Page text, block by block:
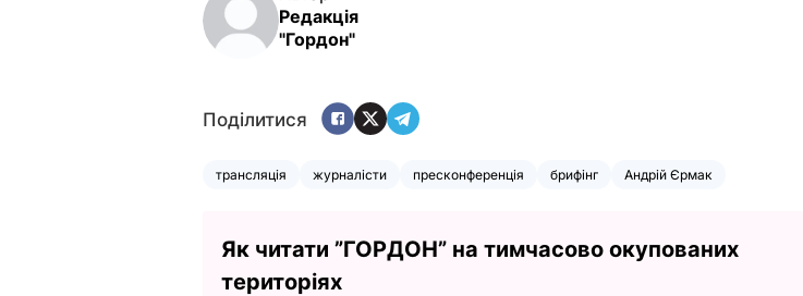
Редакція
"Гордон"
Поділитися
трансляція журналісти пресконференція брифінг Андрій Єрмак
Як читати ”ГОРДОН” на тимчасово окупованих
територіях